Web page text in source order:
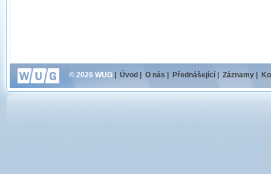
© 2026 WUG Úvod O nás Přednášející Záznamy